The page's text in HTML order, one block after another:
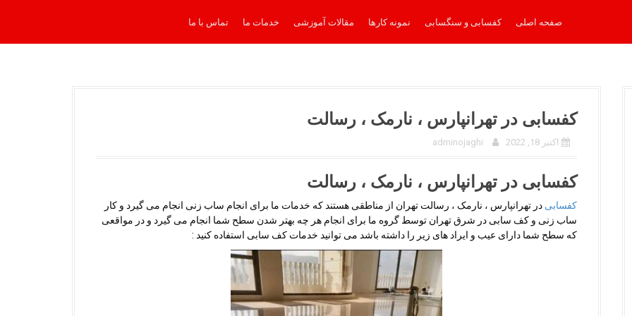
تماس با ما خدمات ما مقالات آموزشی نمونه کارها کفسابی و سنگسابی صفحه اصلی
کفسابی در تهرانپارس ، نارمک ، رسالت
اکتبر 18, 2022 adminojaghi
کفسابی در تهرانپارس ، نارمک ، رسالت
کفسابی در تهرانپارس ، نارمک ، رسالت تهران از مناطقی هستند که خدمات ما برای انجام ساب زنی انجام می گیرد و کار
ساب زنی و کف سابی در شرق تهران توسط گروه ما برای انجام هر چه بهتر شدن سطح شما انجام می گیرد و در مواقعی
که سطح شما دارای عیب و ایراد های زیر را داشته باشد می توانید خدمات کف سابی استفاده کنید :